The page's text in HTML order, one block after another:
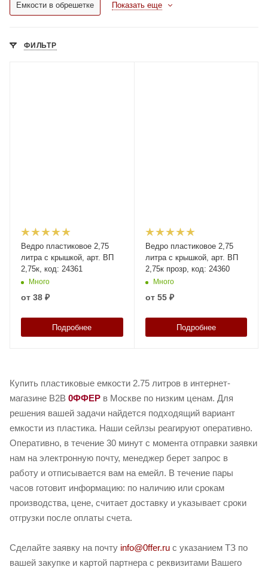
Емкости в обрешетке Показать еще
ФИЛЬТР
Ведро пластиковое 2,75
литра с крышкой, арт. ВП
2,75к, код: 24361
Много
от 38 ₽
Подробнее
Ведро пластиковое 2,75
литра с крышкой, арт. ВП
2,75к прозр, код: 24360
Много
от 55 ₽
Подробнее
Купить пластиковые емкости 2.75 литров в интернет-
магазине B2B 0ФФЕР в Москве по низким ценам. Для
решения вашей задачи найдется подходящий вариант
емкости из пластика. Наши сейлзы реагируют оперативно.
Оперативно, в течение 30 минут с момента отправки заявки
нам на электронную почту, менеджер берет запрос в
работу и отписывается вам на емейл. В течение пары
часов готовит информацию: по наличию или срокам
производства, цене, считает доставку и указывает сроки
отгрузки после оплаты счета.
Сделайте заявку на почту info@0ffer.ru с указанием ТЗ по
вашей закупке и картой партнера с реквизитами Вашего